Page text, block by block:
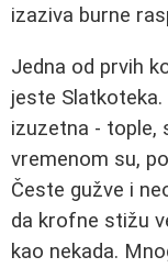
izaziva burne
Jedna od prvih
jeste
izuzetna - tople,
vremenom su,
Česte gužve i
da krofne stižu
kao nekada.